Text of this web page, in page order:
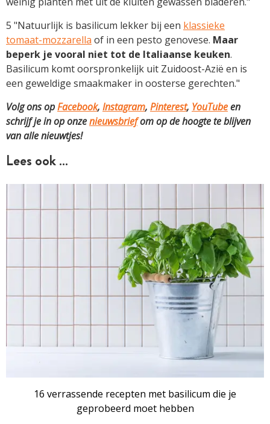
5 "Natuurlijk is basilicum lekker bij een klassieke
tomaat-­mozzarella of in een pesto genovese. Maar
beperk je vooral niet tot de Italiaanse keuken.
Basilicum komt oorspronkelijk uit Zuidoost-Azië en is
een geweldige smaak­­maker in oosterse gerechten."
Volg ons opFacebook, Instagram, Pinterest, YouTubeen
schrijf je in op onzenieuwsbriefom op de hoogte te blijven
van alle nieuwtjes!
Lees ook …
16 verrassende recepten met basilicum die je
geprobeerd moet hebben